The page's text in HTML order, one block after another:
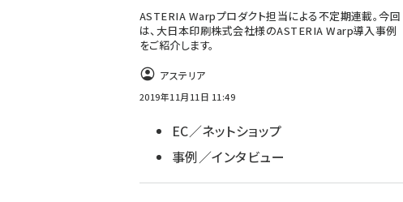
ASTERIA Warpプロダクト担当による不定期連載。今回
は、大日本印刷株式会社様のASTERIA Warp導入事例
をご紹介します。
アステリア
2019年11月11日 11:49
EC／ネットショップ
事例／インタビュー